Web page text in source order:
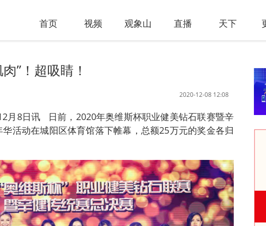
首页 视频 观象山 直播 天下
”！超吸睛！
2020-12-08 12:08
月8日讯 日前，2020年奥维斯杯职业健美钻石联赛暨辛
活动在城阳区体育馆落下帷幕，总额25万元的奖金各归